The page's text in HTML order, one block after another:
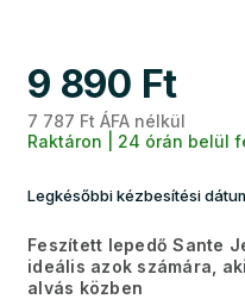
9 890 Ft
7 787 Ft ÁFA nélkül
Raktáron | 24 órán belül
Legkésőbbi kézbesítési
Feszített lepedő Sante
ideális azok számára,
alvás közben